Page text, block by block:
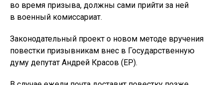
во время призыва, должны сами прийти за ней
в военный комиссариат.
Законодательный проект о новом методе вручения
повестки призывникам внес в Государственную
думу депутат Андрей Красов (ЕР).